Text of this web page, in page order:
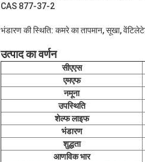
CAS 877-37-2
भंडारण की स्थिति: कमरे का तापमान, सूखा,
उत्पाद का वर्णन
सीएएस
एमएफ
नमूना
उपस्थिति
शेल्फ लाइफ
भंडारण
शुद्धता
आणविक भार